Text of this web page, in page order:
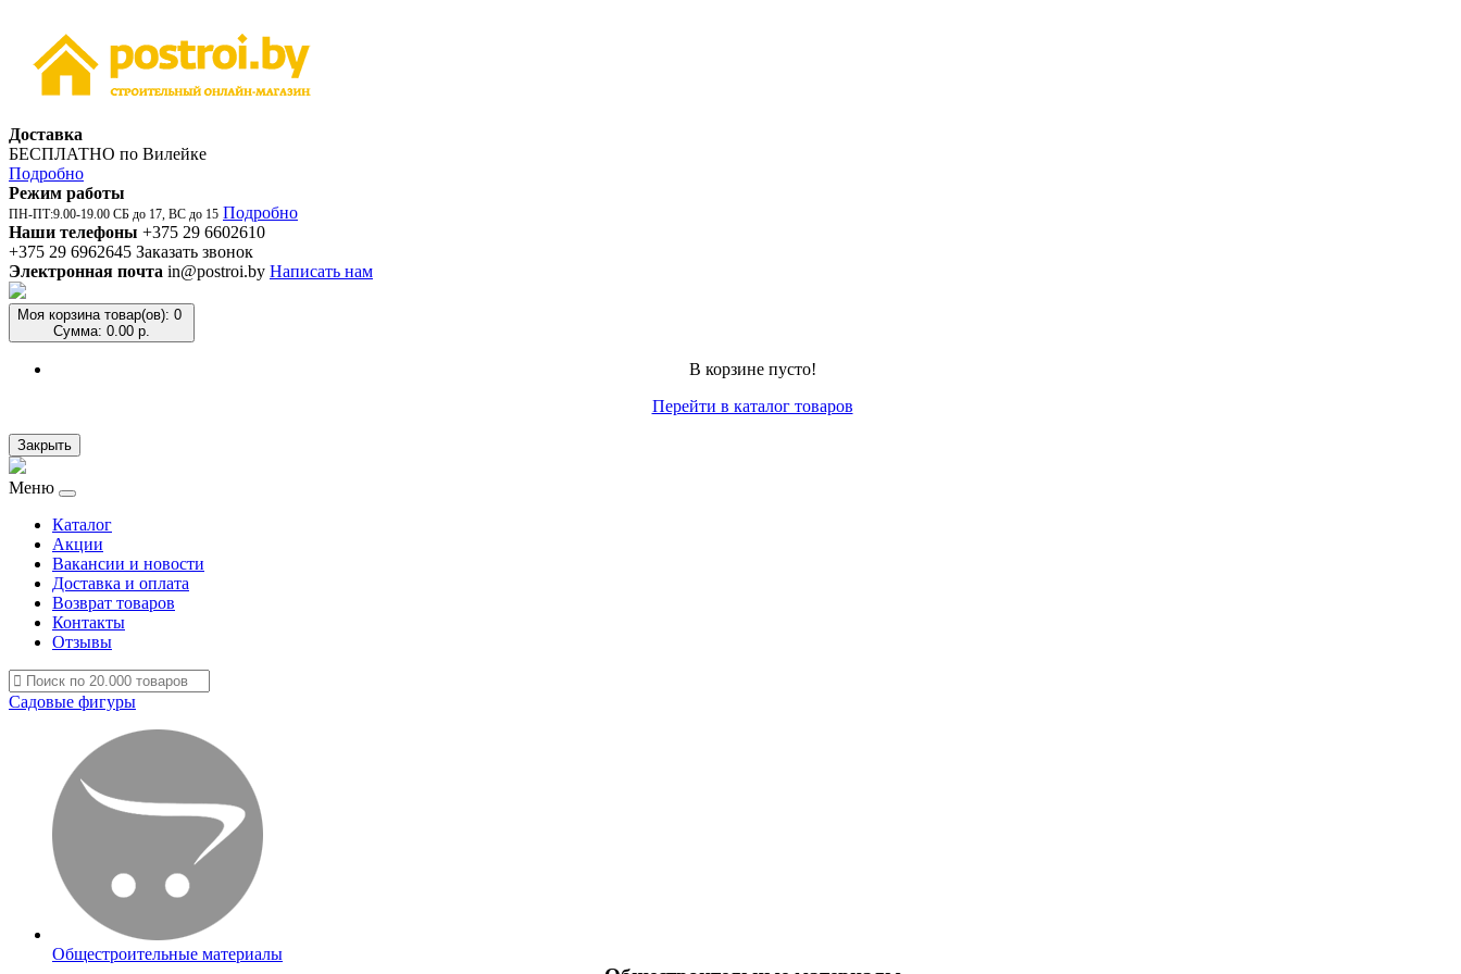
Доставка
БЕСПЛАТНО по Вилейке
Подробно
Режим работы
ПН-ПТ:9.00-19.00 СБ до 17, ВС до 15 Подробно
Наши телефоны +375 29 6602610
+375 29 6962645 Заказать звонок
Электронная почта in@postroi.by Написать нам
Моя корзина товар(ов): 0
Сумма: 0.00 р.
В корзине пусто!
Перейти в каталог товаров
Закрыть
Меню
Каталог
Акции
Вакансии и новости
Доставка и оплата
Возврат товаров
Контакты
Отзывы
Садовые фигуры
Общестроительные материалы